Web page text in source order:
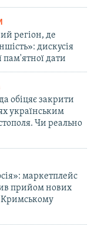
регіон, де
дискусія
пам'ятної дати
обіцяє закрити
українським
Чи реально
маркетплейс
прийом нових
Кримському